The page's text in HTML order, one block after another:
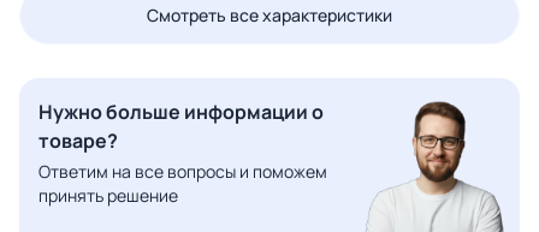
Смотреть все характеристики
Нужно больше информации о
товаре?
Ответим на все вопросы и поможем
принять решение